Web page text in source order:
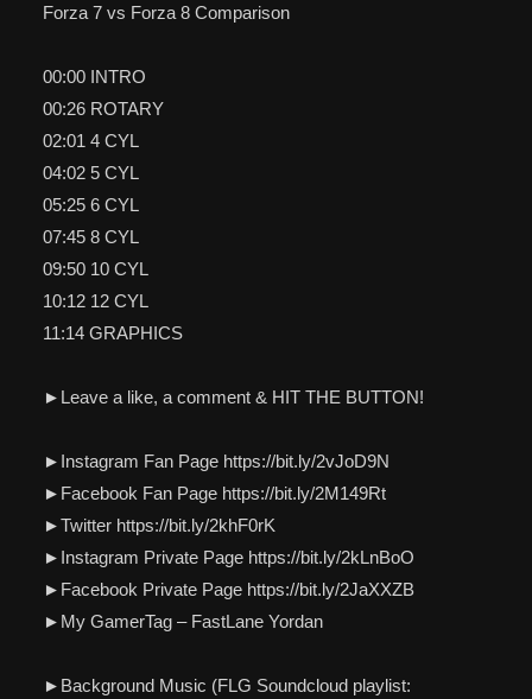
Forza 7 vs Forza 8 Comparison
00:00 INTRO
00:26 ROTARY
02:01 4 CYL
04:02 5 CYL
05:25 6 CYL
07:45 8 CYL
09:50 10 CYL
10:12 12 CYL
11:14 GRAPHICS
►Leave a like, a comment & HIT THE BUTTON!
►Instagram Fan Page https://bit.ly/2vJoD9N
►Facebook Fan Page https://bit.ly/2M149Rt
►Twitter https://bit.ly/2khF0rK
►Instagram Private Page https://bit.ly/2kLnBoO
►Facebook Private Page https://bit.ly/2JaXXZB
►My GamerTag – FastLane Yordan
►Background Music (FLG Soundcloud playlist: